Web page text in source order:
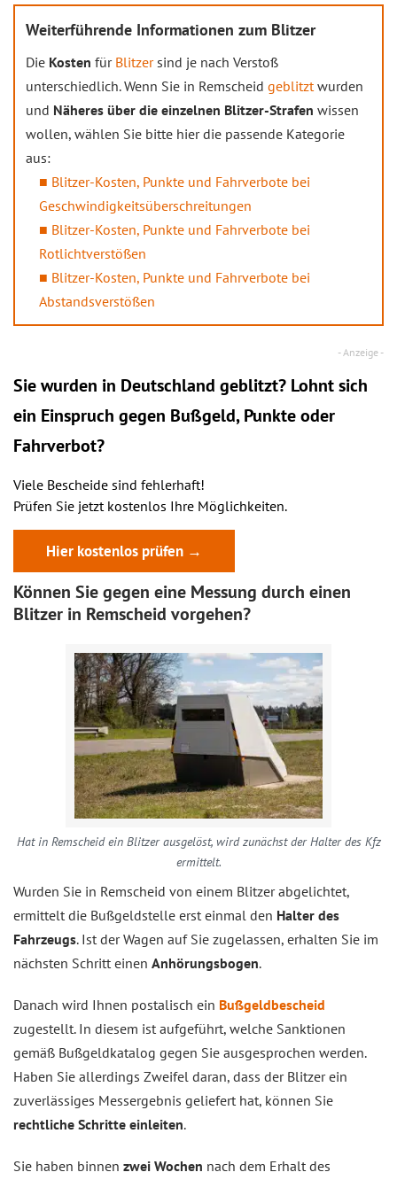
Weiterführende Informationen zum Blitzer
Die Kosten für Blitzersind je nach Verstoß
unterschiedlich. Wenn Sie in Remscheid geblitztwurden
und Näheres über die einzelnen Blitzer-Strafen wissen
wollen, wählen Sie bitte hier die passende Kategorie
aus:
Blitzer-Kosten, Punkte und Fahrverbote bei
Geschwindigkeitsüberschreitungen
Blitzer-Kosten, Punkte und Fahrverbote bei
Rotlichtverstößen
Blitzer-Kosten, Punkte und Fahrverbote bei
Abstandsverstößen
Sie wurden in Deutschland geblitzt? Lohnt sich
ein Einspruch gegen Bußgeld, Punkte oder
Fahrverbot?
Viele Bescheide sind fehlerhaft!
Prüfen Sie jetzt kostenlos Ihre Möglichkeiten.
Hier kostenlos prüfen →
Können Sie gegen eine Messung durch einen
Blitzer in Remscheid vorgehen?
Hat in Remscheid ein Blitzer ausgelöst, wird zunächst der Halter des Kfz
ermittelt.
Wurden Sie in Remscheid von einem Blitzer abgelichtet,
ermittelt die Bußgeldstelle erst einmal den Halter des
Fahrzeugs. Ist der Wagen auf Sie zugelassen, erhalten Sie im
nächsten Schritt einen Anhörungsbogen.
Danach wird Ihnen postalisch ein Bußgeldbescheid
zugestellt. In diesem ist aufgeführt, welche Sanktionen
gemäß Bußgeldkatalog gegen Sie ausgesprochen werden.
Haben Sie allerdings Zweifel daran, dass der Blitzer ein
zuverlässiges Messergebnis geliefert hat, können Sie
rechtliche Schritte einleiten.
Sie haben binnen zwei Wochen nach dem Erhalt des